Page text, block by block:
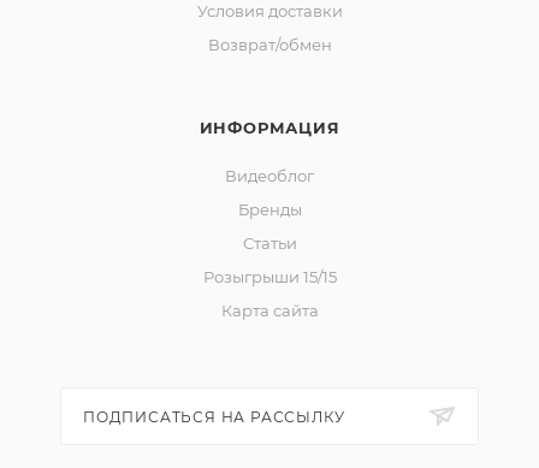
Условия доставки
Возврат/обмен
ИНФОРМАЦИЯ
Видеоблог
Бренды
Статьи
Розыгрыши 15/15
Карта сайта
ПОДПИСАТЬСЯ НА РАССЫЛКУ